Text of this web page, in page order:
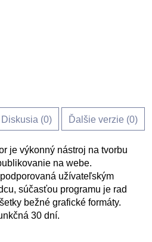
Diskusia (0) Ďalšie verzie (0)
je výkonný nástroj na tvorbu
na webe.
užívateľským
súčasťou programu je rad
bežné grafické formáty.
30 dní.